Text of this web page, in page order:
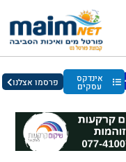
אינדקס
עסקים פרסמו אצלנו